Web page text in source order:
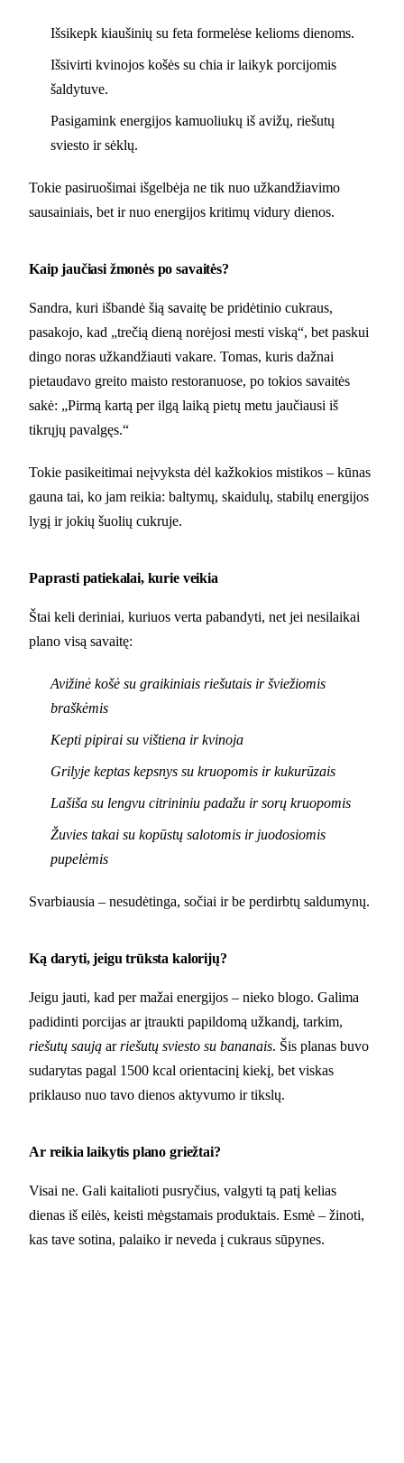
Išsikepk kiaušinių su feta formelėse kelioms dienoms.
Išsivirti kvinojos košės su chia ir laikyk porcijomis
šaldytuve.
Pasigamink energijos kamuoliukų iš avižų, riešutų
sviesto ir sėklų.
Tokie pasiruošimai išgelbėja ne tik nuo užkandžiavimo
sausainiais, bet ir nuo energijos kritimų vidury dienos.
Kaip jaučiasi žmonės po savaitės?
Sandra, kuri išbandė šią savaitę be pridėtinio cukraus,
pasakojo, kad „trečią dieną norėjosi mesti viską“, bet paskui
dingo noras užkandžiauti vakare. Tomas, kuris dažnai
pietaudavo greito maisto restoranuose, po tokios savaitės
sakė: „Pirmą kartą per ilgą laiką pietų metu jaučiausi iš
tikrųjų pavalgęs.“
Tokie pasikeitimai neįvyksta dėl kažkokios mistikos – kūnas
gauna tai, ko jam reikia: baltymų, skaidulų, stabilų energijos
lygį ir jokių šuolių cukruje.
Paprasti patiekalai, kurie veikia
Štai keli deriniai, kuriuos verta pabandyti, net jei nesilaikai
plano visą savaitę:
Avižinė košė su graikiniais riešutais ir šviežiomis
braškėmis
Kepti pipirai su vištiena ir kvinoja
Grilyje keptas kepsnys su kruopomis ir kukurūzais
Lašiša su lengvu citrininiu padažu ir sorų kruopomis
Žuvies takai su kopūstų salotomis ir juodosiomis
pupelėmis
Svarbiausia – nesudėtinga, sočiai ir be perdirbtų saldumynų.
Ką daryti, jeigu trūksta kalorijų?
Jeigu jauti, kad per mažai energijos – nieko blogo. Galima
padidinti porcijas ar įtraukti papildomą užkandį, tarkim,
riešutų saują arriešutų sviesto su bananais. Šis planas buvo
sudarytas pagal 1500 kcal orientacinį kiekį, bet viskas
priklauso nuo tavo dienos aktyvumo ir tikslų.
Ar reikia laikytis plano griežtai?
Visai ne. Gali kaitalioti pusryčius, valgyti tą patį kelias
dienas iš eilės, keisti mėgstamais produktais. Esmė – žinoti,
kas tave sotina, palaiko ir neveda į cukraus sūpynes.